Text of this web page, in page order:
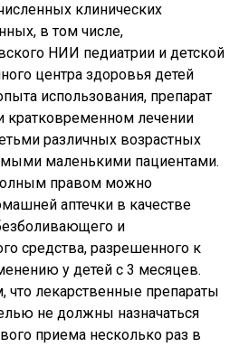
клинических
в том числе,
НИИ педиатрии и детской
центра здоровья детей
использования, препарат
кратковременном лечении
различных возрастных
маленькими пациентами.
правом можно
аптечки в качестве
и
средства, разрешенного к
у детей с 3 месяцев.
что лекарственные препараты
не должны назначаться
приема несколько раз в